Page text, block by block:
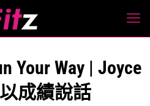
Your Way | Joyce
成績說話